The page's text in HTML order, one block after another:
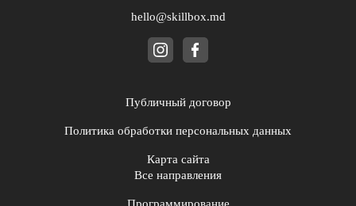
hello@skillbox.md
Публичный договор
Политика обработки персональных данных
Карта сайта
Все направления